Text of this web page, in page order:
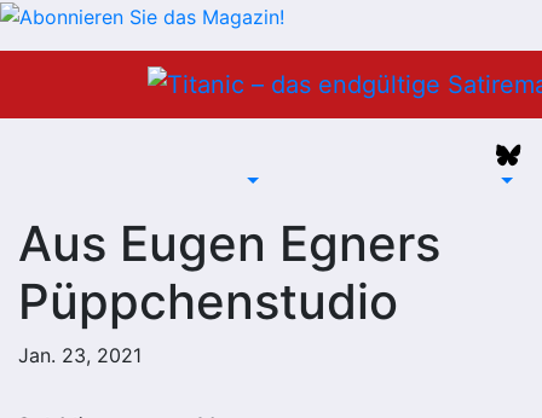
Aus Eugen Egners
Püppchenstudio
Jan. 23, 2021